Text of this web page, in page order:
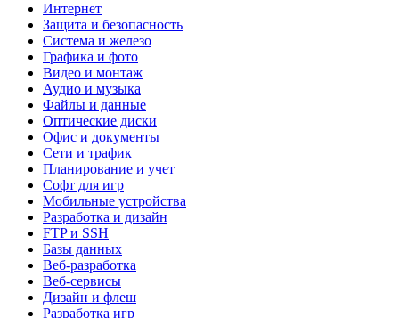
Интернет
Защита и безопасность
Система и железо
Графика и фото
Видео и монтаж
Аудио и музыка
Файлы и данные
Оптические диски
Офис и документы
Сети и трафик
Планирование и учет
Софт для игр
Мобильные устройства
Разработка и дизайн
FTP и SSH
Базы данных
Веб-разработка
Веб-сервисы
Дизайн и флеш
Разработка игр